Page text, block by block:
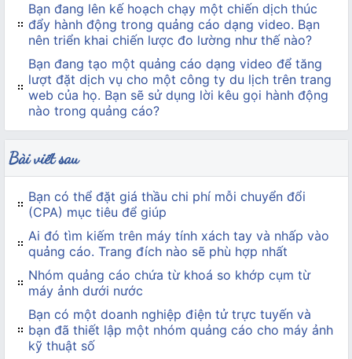
Bạn đang lên kế hoạch chạy một chiến dịch thúc
đẩy hành động trong quảng cáo dạng video. Bạn
nên triển khai chiến lược đo lường như thế nào?
Bạn đang tạo một quảng cáo dạng video để tăng
lượt đặt dịch vụ cho một công ty du lịch trên trang
web của họ. Bạn sẽ sử dụng lời kêu gọi hành động
nào trong quảng cáo?
Bài viết sau
Bạn có thể đặt giá thầu chi phí mỗi chuyển đổi
(CPA) mục tiêu để giúp
Ai đó tìm kiếm trên máy tính xách tay và nhấp vào
quảng cáo. Trang đích nào sẽ phù hợp nhất
Nhóm quảng cáo chứa từ khoá so khớp cụm từ
máy ảnh dưới nước
Bạn có một doanh nghiệp điện tử trực tuyến và
bạn đã thiết lập một nhóm quảng cáo cho máy ảnh
kỹ thuật số